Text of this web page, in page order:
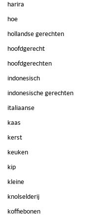
harira
hoe
hollandse gerechten
hoofdgerecht
hoofdgerechten
indonesisch
indonesische gerechten
italiaanse
kaas
kerst
keuken
kip
kleine
knolselderij
koffiebonen